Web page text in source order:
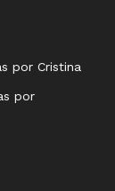
por Cristina
por